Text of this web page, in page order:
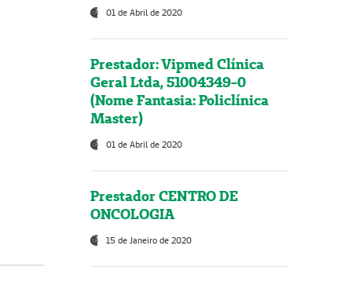
01 de Abril de 2020
Prestador: Vipmed Clínica
Geral Ltda, 51004349-0
(Nome Fantasia: Policlínica
Master)
01 de Abril de 2020
Prestador CENTRO DE
ONCOLOGIA
15 de Janeiro de 2020